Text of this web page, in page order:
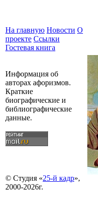
На главную Новости О
проекте Ссылки
Гостевая книга
Информация об
авторах афоризмов.
Краткие
биографические и
библиографические
данные.
© Студия «25-й кадр»,
2000-2026г.